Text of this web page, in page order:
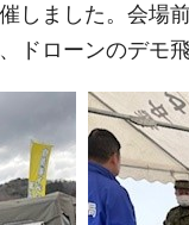
しました。会場
ドローンのデモ